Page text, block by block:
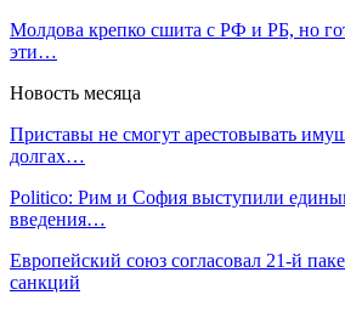
Молдова крепко сшита с РФ и РБ, но
эти…
Новость месяца
Приставы не смогут арестовывать
долгах…
Politico: Рим и София выступили
введения…
Европейский союз согласовал 21-й
санкций